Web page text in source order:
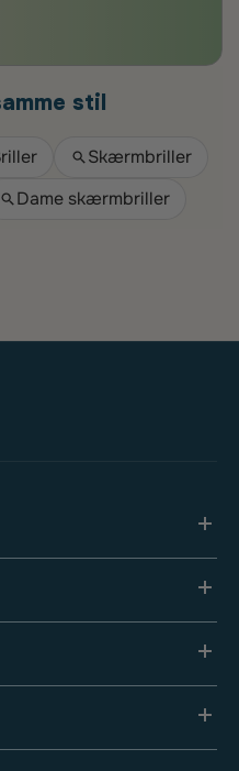
stil
Skærmbriller
Dame skærmbriller